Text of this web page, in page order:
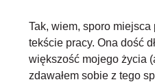
Tak, wiem, sporo miejsca
tekście pracy. Ona dość
większość mojego życia
zdawałem sobie z tego